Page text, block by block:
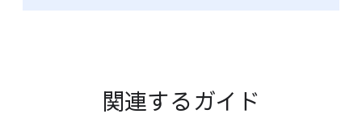
関連する​ガイド